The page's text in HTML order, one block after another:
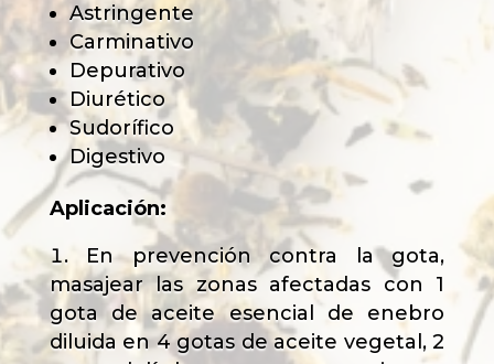
Astringente
Carminativo
Depurativo
Diurético
Sudorífico
Digestivo
Aplicación:
En prevención contra la gota,
masajear las zonas afectadas con 1
gota de aceite esencial de enebro
diluida en 4 gotas de aceite vegetal, 2